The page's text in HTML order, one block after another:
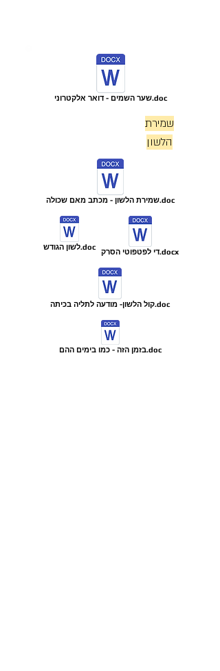
שער השמים - דואר אלקטרוני.doc
שמירת
הלשון
שמירת הלשון - מכתב מאם שכולה.doc
לשון הגודש.doc
די לפטפוטי הסרק.docx
קול הלשון- מודעה לתליה בכיתה.doc
בזמן הזה - כמו בימים ההם.doc